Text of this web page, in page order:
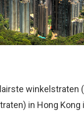
winkelstraten
in Hong Kong